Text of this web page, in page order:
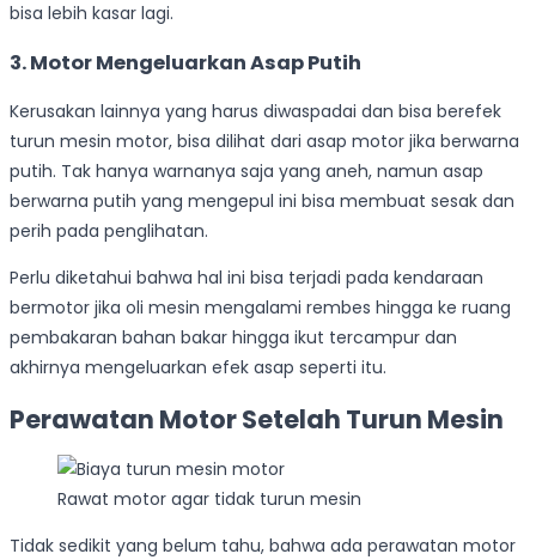
bisa lebih kasar lagi.
3. Motor Mengeluarkan Asap Putih
Kerusakan lainnya yang harus diwaspadai dan bisa berefek
turun mesin motor, bisa dilihat dari asap motor jika berwarna
putih. Tak hanya warnanya saja yang aneh, namun asap
berwarna putih yang mengepul ini bisa membuat sesak dan
perih pada penglihatan.
Perlu diketahui bahwa hal ini bisa terjadi pada kendaraan
bermotor jika oli mesin mengalami rembes hingga ke ruang
pembakaran bahan bakar hingga ikut tercampur dan
akhirnya mengeluarkan efek asap seperti itu.
Perawatan Motor Setelah Turun Mesin
Rawat motor agar tidak turun mesin
Tidak sedikit yang belum tahu, bahwa ada perawatan motor